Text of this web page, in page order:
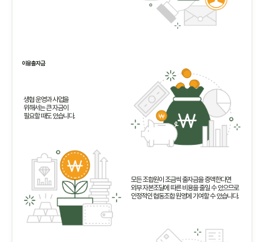
이용출자금
생협 운영과 사업을
위해서는 큰 자금이
필요할 때도 있습니다.
모든 조합원이 조금씩 출자금을 증액한다면
외부 자본조달에 따른 비용을 줄일 수 있으므로
안정적인 협동조합 원영에 기여할 수 있습니다.